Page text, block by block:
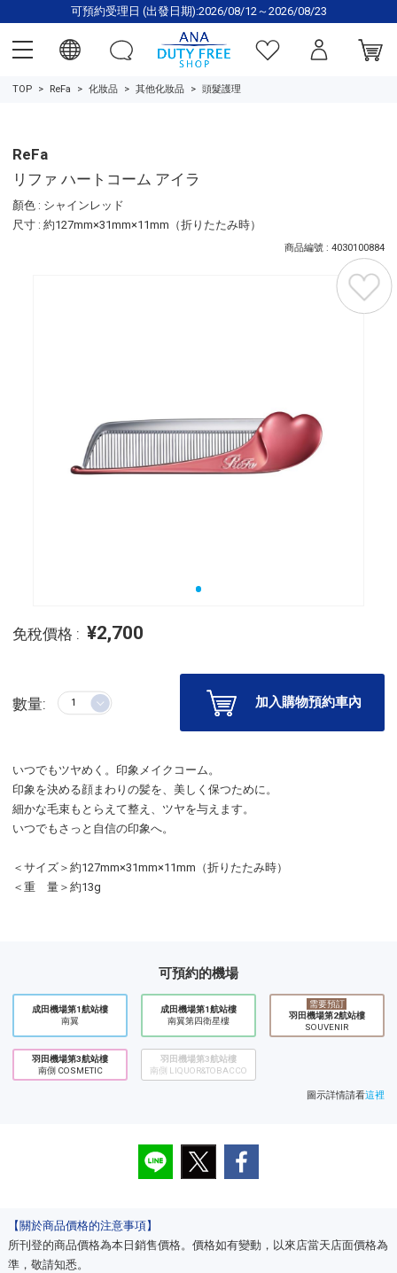
可預約受理日 (出發日期):2026/08/12～2026/08/23
TOP ReFa 化妝品 其他化妝品 頭髮護理
ReFa
リファ ハートコーム アイラ
顏色 : シャインレッド
尺寸 : 約127mm×31mm×11mm（折りたたみ時）
商品編號 : 4030100884
免稅價格 : ¥2,700
數量: 加入購物預約車內
いつでもツヤめく。印象メイクコーム。
印象を決める顔まわりの髪を、美しく保つために。
細かな毛束もとらえて整え、ツヤを与えます。
いつでもさっと自信の印象へ。
＜サイズ＞約127mm×31mm×11mm（折りたたみ時）
＜重 量＞約13g
可預約的機場
成田機場第1航站樓
南翼
成田機場第1航站樓
南翼第四衛星樓
需要預訂
羽田機場第2航站樓
SOUVENIR
羽田機場第3航站樓
南側 COSMETIC
羽田機場第3航站樓
南側 LIQUOR&TOBACCO
圖示詳情請看這裡
【關於商品價格的注意事項】
所刊登的商品價格為本日銷售價格。價格如有變動，以來店當天店面價格為
準，敬請知悉。